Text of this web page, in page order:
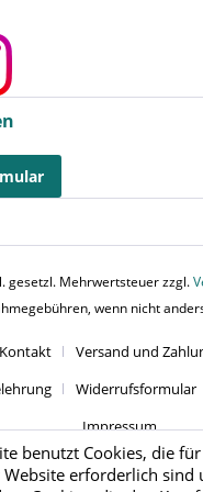
gesetzl. Mehrwertsteuer zzgl.
wenn nicht
Kontakt
Versand und
Widerrufsformular
Impressum
benutzt Cookies, die
erforderlich sind